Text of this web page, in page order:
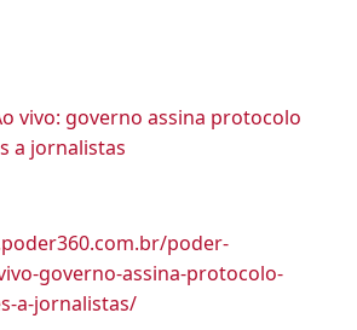
vivo: governo assina protocolo
a jornalistas
poder-
governo-assina-protocolo-
a-jornalistas/